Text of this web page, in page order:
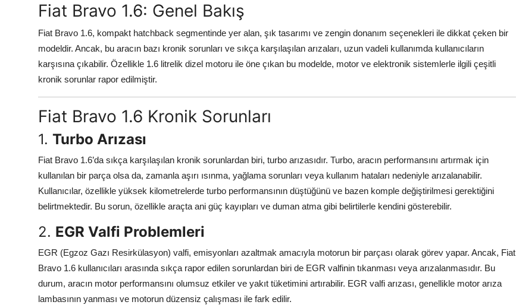
Multimedya & Elektronik
Fiat Bravo 1.6: Genel Bakış
Fiat Bravo 1.6, kompakt hatchback segmentinde yer alan, şık tasarımı ve zengin donanım seçenekleri ile dikkat çeken bir
modeldir. Ancak, bu aracın bazı kronik sorunları ve sıkça karşılaşılan arızaları, uzun vadeli kullanımda kullanıcıların
karşısına çıkabilir. Özellikle 1.6 litrelik dizel motoru ile öne çıkan bu modelde, motor ve elektronik sistemlerle ilgili çeşitli
kronik sorunlar rapor edilmiştir.
Fiat Bravo 1.6 Kronik Sorunları
1. Turbo Arızası
Fiat Bravo 1.6’da sıkça karşılaşılan kronik sorunlardan biri, turbo arızasıdır. Turbo, aracın performansını artırmak için
kullanılan bir parça olsa da, zamanla aşırı ısınma, yağlama sorunları veya kullanım hataları nedeniyle arızalanabilir.
Kullanıcılar, özellikle yüksek kilometrelerde turbo performansının düştüğünü ve bazen komple değiştirilmesi gerektiğini
belirtmektedir. Bu sorun, özellikle araçta ani güç kayıpları ve duman atma gibi belirtilerle kendini gösterebilir.
2. EGR Valfi Problemleri
EGR (Egzoz Gazı Resirkülasyon) valfi, emisyonları azaltmak amacıyla motorun bir parçası olarak görev yapar. Ancak, Fiat
Bravo 1.6 kullanıcıları arasında sıkça rapor edilen sorunlardan biri de EGR valfinin tıkanması veya arızalanmasıdır. Bu
durum, aracın motor performansını olumsuz etkiler ve yakıt tüketimini artırabilir. EGR valfi arızası, genellikle motor arıza
lambasının yanması ve motorun düzensiz çalışması ile fark edilir.